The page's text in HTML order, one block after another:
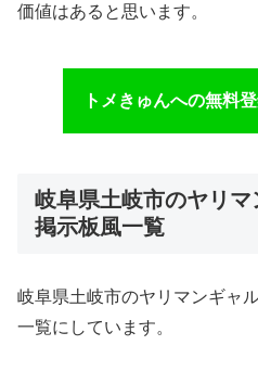
価値はあると思います。
トメきゅんへの無料
岐阜県土岐市のヤリ
掲示板風一覧
岐阜県土岐市のヤリマンギャ
一覧にしています。